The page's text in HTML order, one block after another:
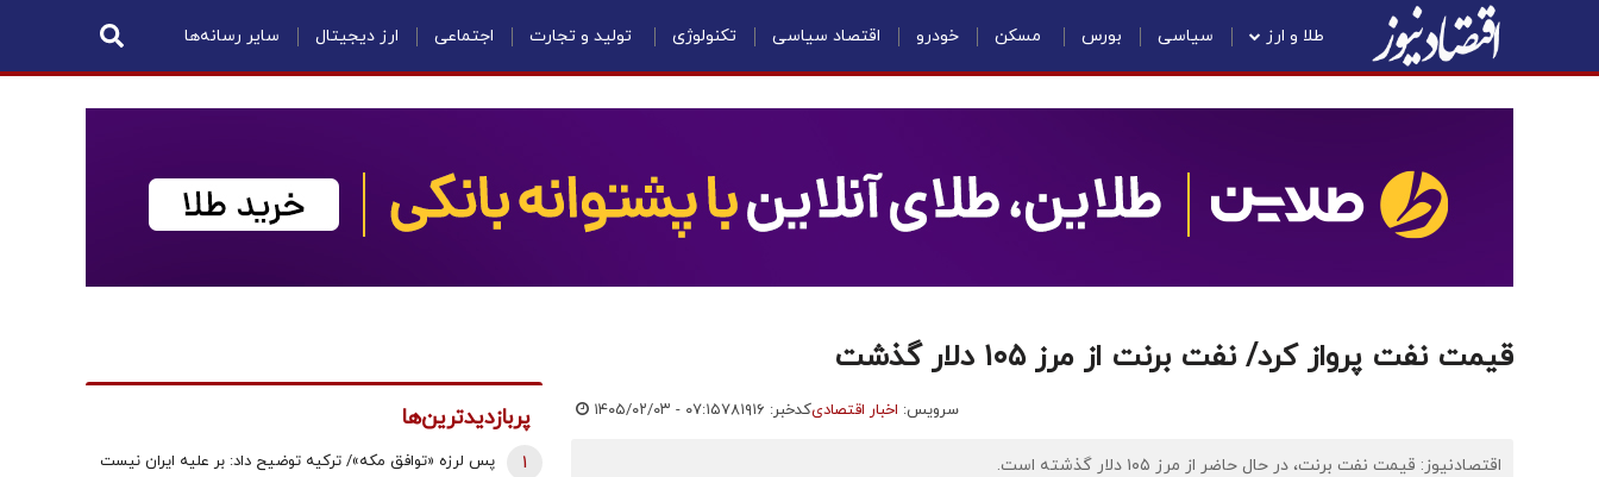
طلا و ارز سیاسی بورس مسکن خودرو اقتصاد سیاسی تکنولوژی تولید و تجارت اجتماعی ارز دیجیتال سایر رسانه‌ها
قیمت نفت پرواز کرد/ نفت برنت از مرز ۱۰۵ دلار گذشت
سرویس: اخبار اقتصادیکدخبر: ۷۸۱۹۱۶ ۱۴۰۵/۰۲/۰۳ - ۰۷:۱۵
اقتصادنیوز: قیمت نفت برنت، در حال حاضر از مرز ۱۰۵ دلار گذشته است.
پربازدیدترین‌ها
پس لرزه «توافق مکه»/ ترکیه توضیح داد: بر علیه ایران نیست 1